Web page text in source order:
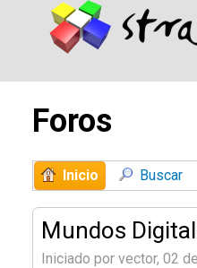
Foros
Inicio Buscar
Mundos
Iniciado por vector, 02